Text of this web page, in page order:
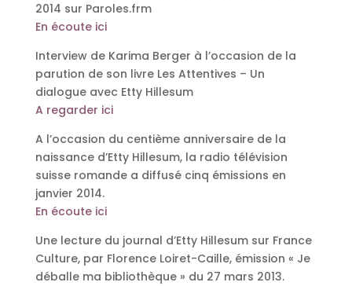
2014 sur Paroles.frm
En écoute ici
Interview de Karima Berger à l’occasion de la
parution de son livre Les Attentives – Un
dialogue avec Etty Hillesum
A regarder ici
A l’occasion du centième anniversaire de la
naissance d’Etty Hillesum, la radio télévision
suisse romande a diffusé cinq émissions en
janvier 2014.
En écoute ici
Une lecture du journal d’Etty Hillesum sur France
Culture, par Florence Loiret-Caille, émission « Je
déballe ma bibliothèque » du 27 mars 2013.